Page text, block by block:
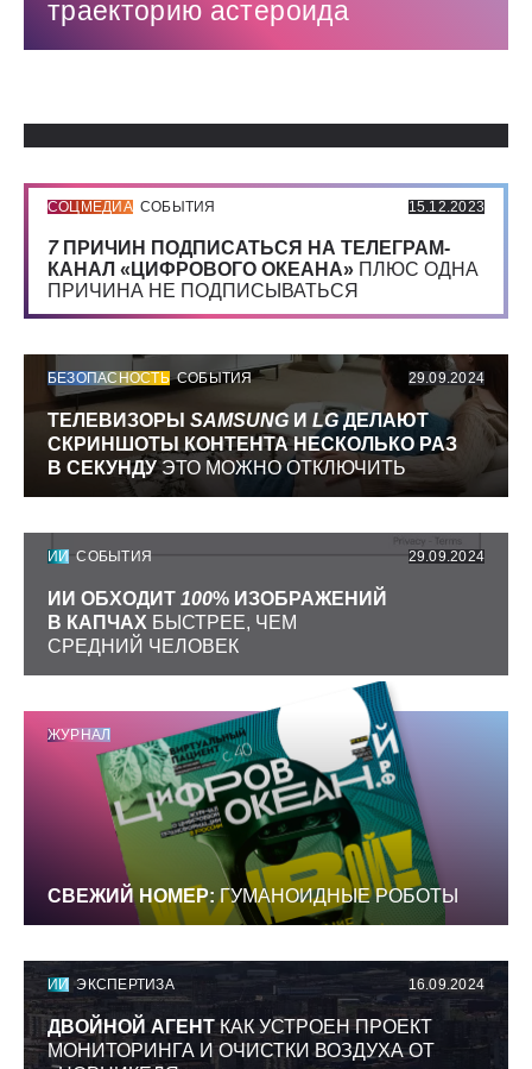
траекторию астероида
СОЦМЕДИА СОБЫТИЯ 15.12.2023
7 ПРИЧИН ПОДПИСАТЬСЯ НА ТЕЛЕГРАМ-
КАНАЛ «ЦИФРОВОГО ОКЕАНА» ПЛЮС ОДНА
ПРИЧИНА НЕ ПОДПИСЫВАТЬСЯ
БЕЗОПАСНОСТЬ СОБЫТИЯ 29.09.2024
ТЕЛЕВИЗОРЫ SAMSUNG И LGДЕЛАЮТ
СКРИНШОТЫ КОНТЕНТА НЕСКОЛЬКО РАЗ
В СЕКУНДУЭТО МОЖНО ОТКЛЮЧИТЬ
ИИ СОБЫТИЯ 29.09.2024
ИИ ОБХОДИТ 100% ИЗОБРАЖЕНИЙ
В КАПЧАХ БЫСТРЕЕ, ЧЕМ
СРЕДНИЙ ЧЕЛОВЕК
ЖУРНАЛ
СВЕЖИЙ НОМЕР: ГУМАНОИДНЫЕ РОБОТЫ
ИИ ЭКСПЕРТИЗА 16.09.2024
ДВОЙНОЙ АГЕНТКАК УСТРОЕН ПРОЕКТ
МОНИТОРИНГА И ОЧИСТКИ ВОЗДУХА ОТ